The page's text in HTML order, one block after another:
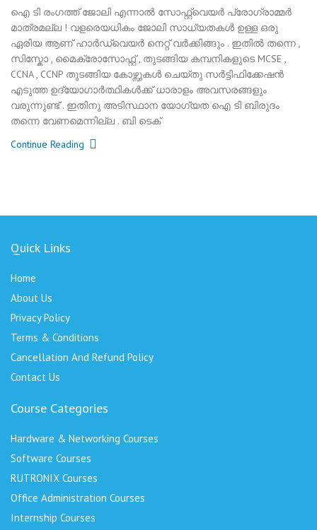
ഐ ടി രംഗത്ത് ജോലി എന്നാല്‍ സോഫ്റ്റ്‌വെയര്‍ പ്രോഗ്രാമ്മര്‍
മാത്രമല്ല ! വളരെയധികം ജോലി സാധ്യതകള്‍ ഉള്ള ഒരു
ഏരിയ ആണ് ഹാര്‍ഡ്‌വെയര്‍ നെറ്റ് വര്‍ക്കിങ്ങും . ഇതില്‍ തന്നെ ,
സിസ്കോ , മൈക്രോസോഫ്റ്റ് , തുടങ്ങിയ കമ്പനികളുടെ MCSE ,
CCNA , CCNP തുടങ്ങിയ കോഴ്സുകള്‍ ചെയ്തു സര്‍ട്ടിഫിക്കേഷന്‍
എടുത്ത ഉദ്യോഗാര്‍ത്ഥികള്‍ക്ക് ധാരാളം അവസരങ്ങളും
വരുന്നുണ്ട് . ഇതിനു അടിസ്ഥാന യോഗ്യത ഐ ടി ബിരുദം
തന്നെ വേണമെന്നില്ല . ബി ടെക്
Continue Reading
Quick Links
Home
About Us
Privacy Policy
Terms & Conditions
Cancellation And Refund Policy
Contact Us
Course Categories
Hardware & Networking Courses
Software Courses
RUTRONIX Courses
Office Administration Courses
Internship Courses